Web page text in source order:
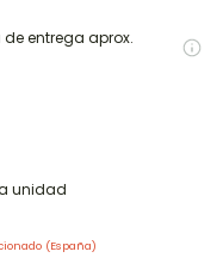
de entrega aprox.
unidad
(España)